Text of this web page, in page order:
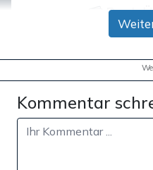
Bank-
Kommentar